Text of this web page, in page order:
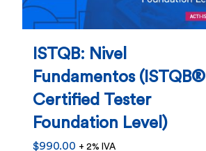
ISTQB: Nivel
Fundamentos (ISTQB®
Certified Tester
Foundation Level)
$990.00 + 2% IVA